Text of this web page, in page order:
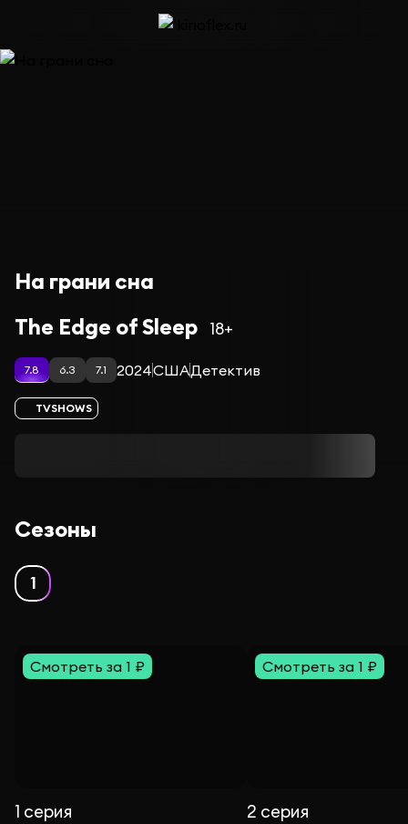
На грани сна
The Edge of Sleep 18+
7.8 6.3 7.1 2024СШАДетектив
TVSHOWS
Сезоны
1
Смотреть за 1 ₽
1 серия
Смотреть за 1 ₽
2 серия